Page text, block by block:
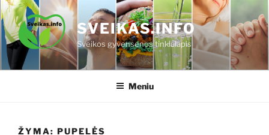
Eiti
prie
turinio
SVEIKAS.INFO
Sveikos gyvensenos tinklalapis
Meniu
ŽYMA: PUPELĖS